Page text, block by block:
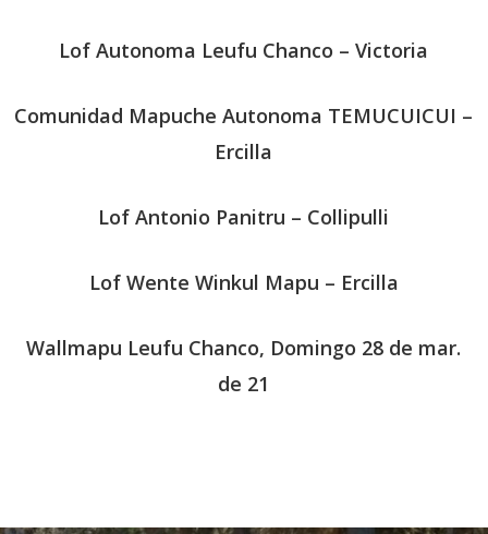
Lof Autonoma Leufu Chanco – Victoria
Comunidad Mapuche Autonoma TEMUCUICUI –
Ercilla
Lof Antonio Panitru – Collipulli
Lof Wente Winkul Mapu – Ercilla
Wallmapu Leufu Chanco, Domingo 28 de mar.
de 21